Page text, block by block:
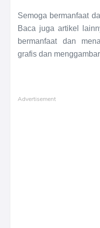
Semoga bermanfaat
Baca juga artikel
bermanfaat dan
grafis dan
Advertisement